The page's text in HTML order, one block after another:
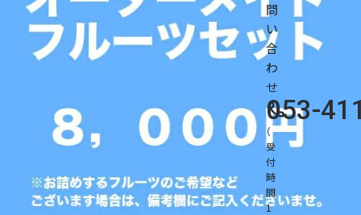
問
い
合
わ
せ
call
053-
（
受
付
時
間
1
天使音（あまね）マスクメロン
クラウンメロンゼリー
桃